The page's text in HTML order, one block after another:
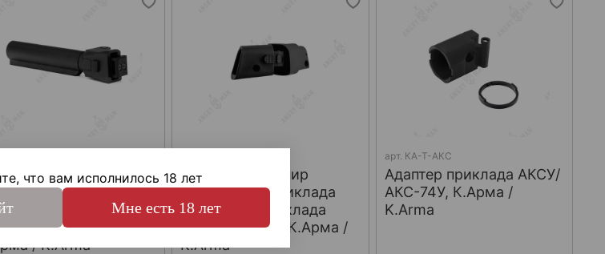
приклада АК-74М
серии АК,
с фиксацией в
состоянии,
/ K.Arma
Складной шарнир
модульного приклада
для трубы приклада
"треугольник", К.Арма /
K.Arma
арт. КА-Т-АКС
Адаптер приклада АКСУ/
АКС-74У, К.Арма /
K.Arma
что вам исполнилось 18 лет
Мне есть 18 лет